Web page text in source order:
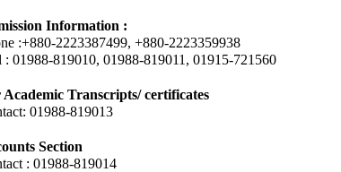
Information :
:+880-2223387499, +880-2223359938
: 01988-819010, 01988-819011, 01915-721560
Academic Transcripts/ certificates
01988-819013
Section
: 01988-819014